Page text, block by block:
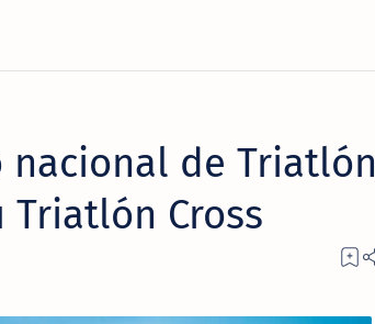
de
Cross